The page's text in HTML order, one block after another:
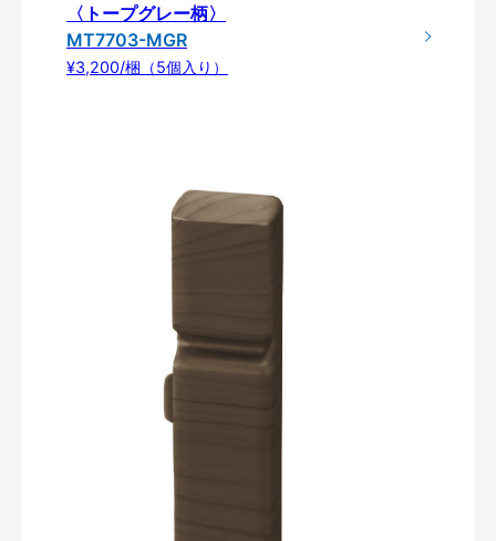
〈トープグレー柄〉
MT7703-MGR
¥3,200/梱（5個入り）